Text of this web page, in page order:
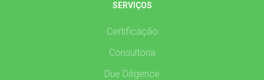
SERVIÇOS
Certificação
Consultoria
Due Diligence